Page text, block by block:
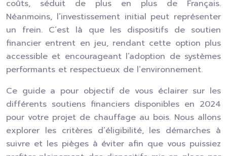
coûts, séduit de plus en plus de Français.
Néanmoins, l’investissement initial peut représenter
un frein. C’est là que les dispositifs de soutien
financier entrent en jeu, rendant cette option plus
accessible et encourageant l’adoption de systèmes
performants et respectueux de l’environnement.
Ce guide a pour objectif de vous éclairer sur les
différents soutiens financiers disponibles en 2024
pour votre projet de chauffage au bois. Nous allons
explorer les critères d’éligibilité, les démarches à
suivre et les pièges à éviter afin que vous puissiez